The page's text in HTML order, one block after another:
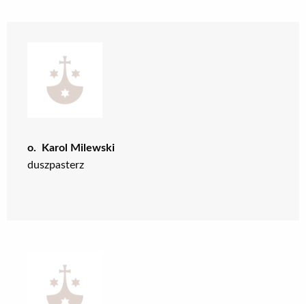
o. Karol Milewski
duszpasterz